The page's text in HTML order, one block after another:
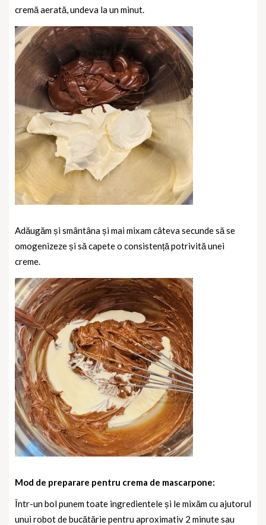
cremă aerată, undeva la un minut.
Adăugăm și smântâna și mai mixam câteva secunde să se
omogenizeze și să capete o consistență potrivită unei
creme.
Mod de preparare pentru crema de mascarpone:
Într-un bol punem toate ingredientele și le mixăm cu ajutorul
unui robot de bucătărie pentru aproximativ 2 minute sau